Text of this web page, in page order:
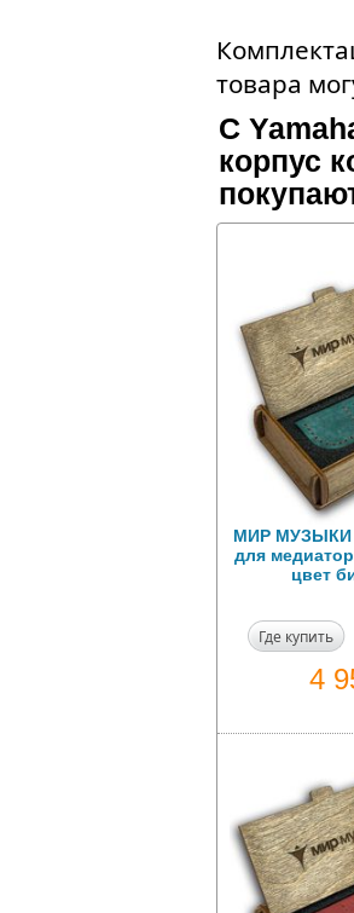
товара
С
корпус
МИР МУЗЫКИ
для
цвет
Где купить
4